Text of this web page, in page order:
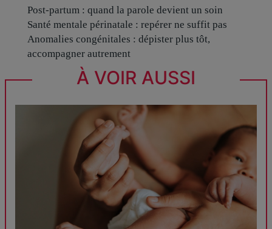
Post-partum : quand la parole devient un soin
Santé mentale périnatale : repérer ne suffit pas
Anomalies congénitales : dépister plus tôt,
accompagner autrement
À VOIR AUSSI